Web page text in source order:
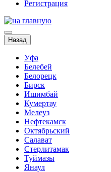
Регистрация
Назад
Уфа
Белебей
Белорецк
Бирск
Ишимбай
Кумертау
Мелеуз
Нефтекамск
Октябрьский
Салават
Стерлитамак
Туймазы
Янаул